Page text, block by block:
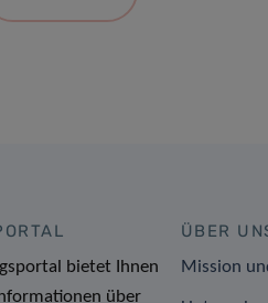
bietet Ihnen
über
ÜBER
Mission